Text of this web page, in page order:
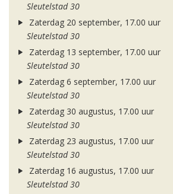
Sleutelstad 30
Zaterdag 20 september, 17.00 uur
Sleutelstad 30
Zaterdag 13 september, 17.00 uur
Sleutelstad 30
Zaterdag 6 september, 17.00 uur
Sleutelstad 30
Zaterdag 30 augustus, 17.00 uur
Sleutelstad 30
Zaterdag 23 augustus, 17.00 uur
Sleutelstad 30
Zaterdag 16 augustus, 17.00 uur
Sleutelstad 30